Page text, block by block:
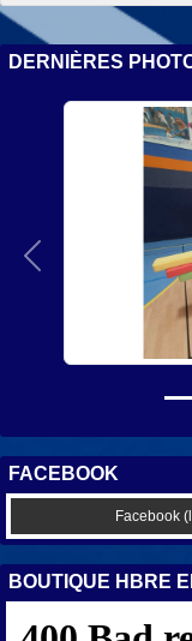
DERNIÈRES
Précedent
FACEBOOK
Facebook
BOUTIQUE HBRE